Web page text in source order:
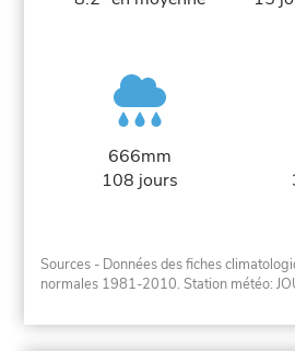
666mm
108 jours
Sources - Données des fiches
normales 1981-2010. Station météo: